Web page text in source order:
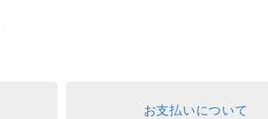
お支払いについて